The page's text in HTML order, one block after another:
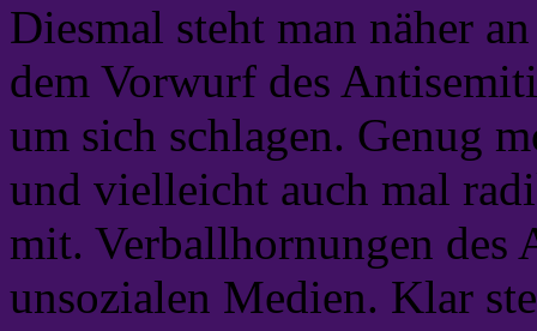
Diesmal steht man näher
dem Vorwurf des
um sich schlagen. Genug
und vielleicht auch mal
mit. Verballhornungen
unsozialen Medien. Klar